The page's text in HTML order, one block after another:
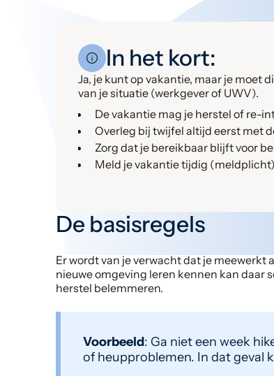
In het kort:
Ja, je kunt op vakantie, maar je moet
van je situatie (werkgever of UWV).
De vakantie mag je herstel of re-
Overleg bij twijfel altijd eerst met
Zorg dat je bereikbaar blijft voor
Meld je vakantie tijdig
De basisregels
Er wordt van je verwacht dat je meewerkt
nieuwe omgeving leren kennen kan daar
herstel belemmeren.
Voorbeeld: Ga niet een week
of heupproblemen. In dat geval